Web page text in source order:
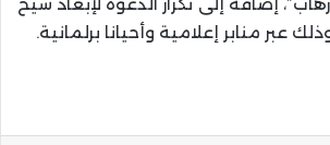
إضافة إلى تكرار الدعوة لإبعاد شيخ
عبر منابر إعلامية وأحيانا برلمانية.